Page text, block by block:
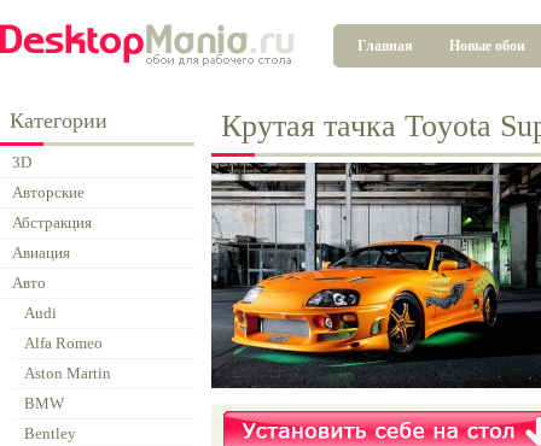
Главная Новые обои
Категории
3D
Авторские
Абстракция
Авиация
Авто
Audi
Alfa Romeo
Aston Martin
BMW
Bentley
Крутая тачка Toyota